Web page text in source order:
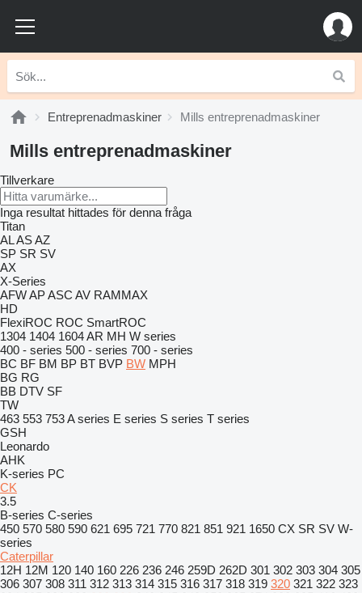
Entreprenadmaskiner Mills entreprenadmaskiner
Mills entreprenadmaskiner
Tillverkare
Inga resultat hittades för denna fråga
Titan
ALASAZ
SP SR SV
AX
X-Series
AFWAPASC AV RAMMAX
HD
FlexiROC ROC SmartROC
1304 1404 1604AR MH W series
400 - series 500 - series 700 - series
BC BF BM BP BT BVP BW MPH
BG RG
BB DTV SF
TW
463 553 753A series E series S series T series
GSH
Leonardo
AHK
K-series PC
CK
3.5
B-series C-series
450 570 580 590 621 695 721 770 821 851 921 1650 CX SR SV W-
series
Caterpillar
12H 12M 120 140 160 226 236 246 259D 262D 301 302 303 304 305
306 307 308 311 312 313 314 315 316 317 318 319 320 321 322 323